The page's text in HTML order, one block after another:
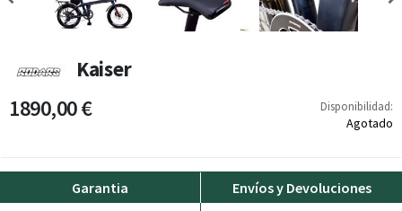
Kaiser
1890,00 € Disponibilidad:
Agotado
Garantia Envíos y Devoluciones